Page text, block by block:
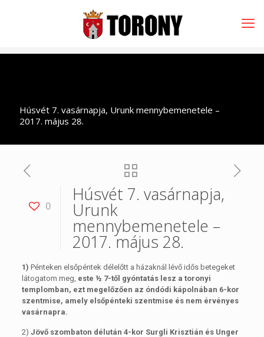
Húsvét 7. vasárnapja, Urunk mennybemenetele –
2017. május 28.
0
Húsvét 7. vasárnapja,
Urunk
mennybemenetele –
2017. május 28.
1) Pénteken elsőpéntek délelőtt a házaknál lévő idős betegeket
látogatom meg, este ½ 7-től gyóntatás lesz a toronyi
templomban, ezt megelőzően az óndódi kápolnában 6-kor
szentmise, amely elsőpénteki szentmise és nem érvényes
vasárnapra.
2) Jövő szombaton délután 4-kor Surgli Krisztián és Unger